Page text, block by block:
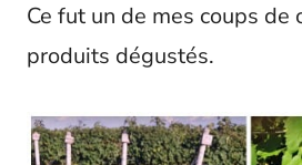
Ce fut un de mes coups de
produits dégustés.